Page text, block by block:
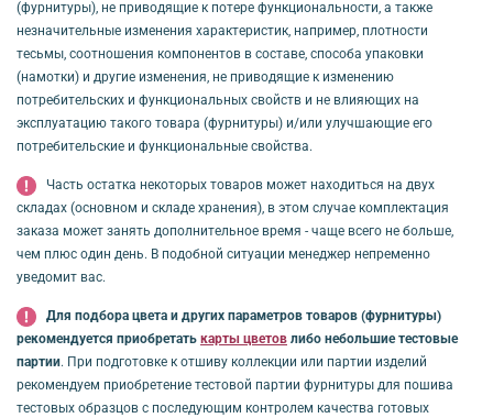
(фурнитуры), не приводящие к потере функциональности, а также
незначительные изменения характеристик, например, плотности
тесьмы, соотношения компонентов в составе, способа упаковки
(намотки) и другие изменения, не приводящие к изменению
потребительских и функциональных свойств и не влияющих на
эксплуатацию такого товара (фурнитуры) и/или улучшающие его
потребительские и функциональные свойства.
Часть остатка некоторых товаров может находиться на двух
складах (основном и складе хранения), в этом случае комплектация
заказа может занять дополнительное время - чаще всего не больше,
чем плюс один день. В подобной ситуации менеджер непременно
уведомит вас.
Для подбора цвета и других параметров товаров (фурнитуры)
рекомендуется приобретать карты цветов либо небольшие тестовые
партии. При подготовке к отшиву коллекции или партии изделий
рекомендуем приобретение тестовой партии фурнитуры для пошива
тестовых образцов с последующим контролем качества готовых